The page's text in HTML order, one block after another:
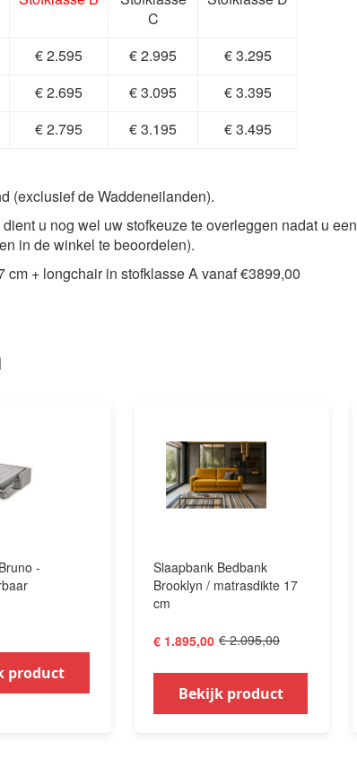
C
€ 2.595 € 2.995
€ 3.295
€ 2.695 € 3.095
€ 3.395
€ 2.795 € 3.195 € 3.495
(exclusief de Waddeneilanden).
u nog wel uw stofkeuze te overleggen nadat u een
in de winkel te beoordelen).
+ longchair in stofklasse A vanaf €3899,00
-
product
Slaapbank Bedbank
Brooklyn / matrasdikte 17
cm
€ 1.895,00 € 2.095,00
Bekijk product